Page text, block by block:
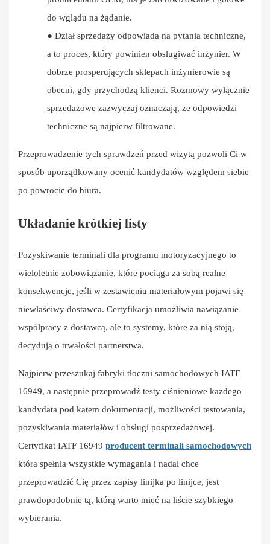
do wglądu na żądanie.
● Dział sprzedaży odpowiada na pytania techniczne,
a to proces, który powinien obsługiwać inżynier. W
dobrze prosperujących sklepach inżynierowie są
obecni, gdy przychodzą klienci. Rozmowy wyłącznie
sprzedażowe zazwyczaj oznaczają, że odpowiedzi
techniczne są najpierw filtrowane.
Przeprowadzenie tych sprawdzeń przed wizytą pozwoli Ci w
sposób uporządkowany ocenić kandydatów względem siebie
po powrocie do biura.
Układanie krótkiej listy
Pozyskiwanie terminali dla programu motoryzacyjnego to
wieloletnie zobowiązanie, które pociąga za sobą realne
konsekwencje, jeśli w zestawieniu materiałowym pojawi się
niewłaściwy dostawca. Certyfikacja umożliwia nawiązanie
współpracy z dostawcą, ale to systemy, które za nią stoją,
decydują o trwałości partnerstwa.
Najpierw przeszukaj fabryki tłoczni samochodowych IATF
16949, a następnie przeprowadź testy ciśnieniowe każdego
kandydata pod kątem dokumentacji, możliwości testowania,
pozyskiwania materiałów i obsługi posprzedażowej.
Certyfikat IATF 16949 producent terminali samochodowych
która spełnia wszystkie wymagania i nadal chce
przeprowadzić Cię przez zapisy linijka po linijce, jest
prawdopodobnie tą, którą warto mieć na liście szybkiego
wybierania.